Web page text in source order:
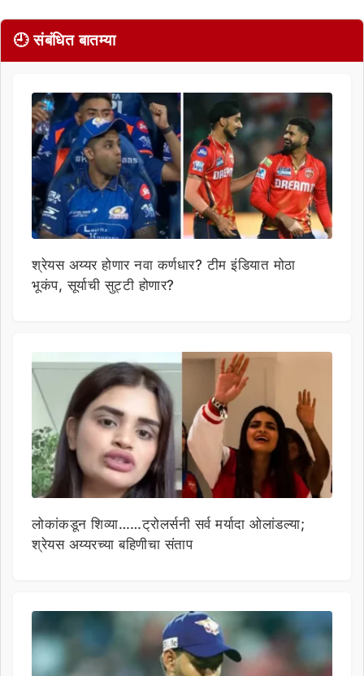
🕘 संबंधित बातम्या
श्रेयस अय्यर होणार नवा कर्णधार? टीम इंडियात मोठा
भूकंप, सूर्याची सुट्टी होणार?
लोकांकडून शिव्या……ट्रोलर्सनी सर्व मर्यादा ओलांडल्या;
श्रेयस अय्यरच्या बहिणीचा संताप